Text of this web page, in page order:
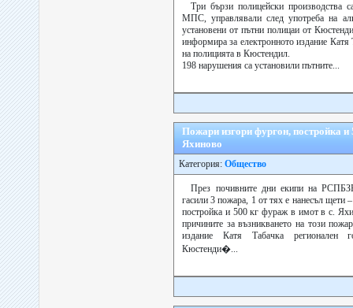
Три бързи полицейски производства
МПС, управлявали след употреба на
установени от пътни полицаи от
информира за електронното издание Катя
на полицията в Кюстендил.
198 нарушения са установили пътните...
Пожари изгори фургон, постройка
Яхиново
Категория: Общество
През почивните дни екипи на
гасили 3 пожара, 1 от тях е нанесъл щети
постройка и 500 кг фураж в имот в с.
причините за възникването на този
издание Катя Табачка регионален
Кюстенди�...